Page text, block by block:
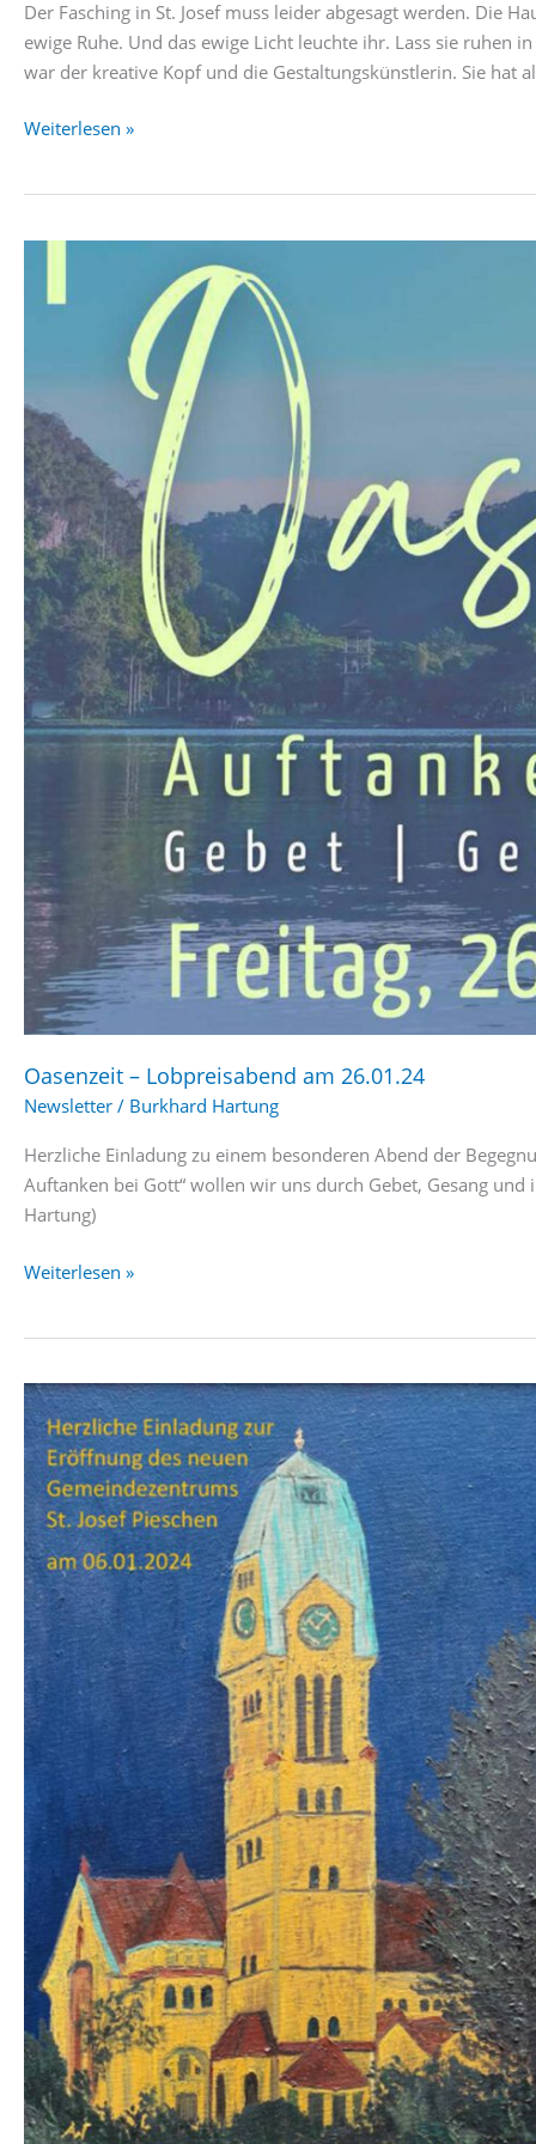
Der Fasching in St. Josef muss leider abgesagt werden. Die
ewige Ruhe. Und das ewige Licht leuchte ihr. Lass sie ruhen
war der kreative Kopf und die Gestaltungskünstlerin. Sie hat
Fasching
am
Weiterlesen »
Oasenzeit – Lobpreisabend am 26.01.24
Newsletter / Burkhard Hartung
Herzliche Einladung zu einem besonderen Abend der
Auftanken bei Gott“ wollen wir uns durch Gebet, Gesang
Hartung)
Oasenzeit
26.01.24
Weiterlesen »